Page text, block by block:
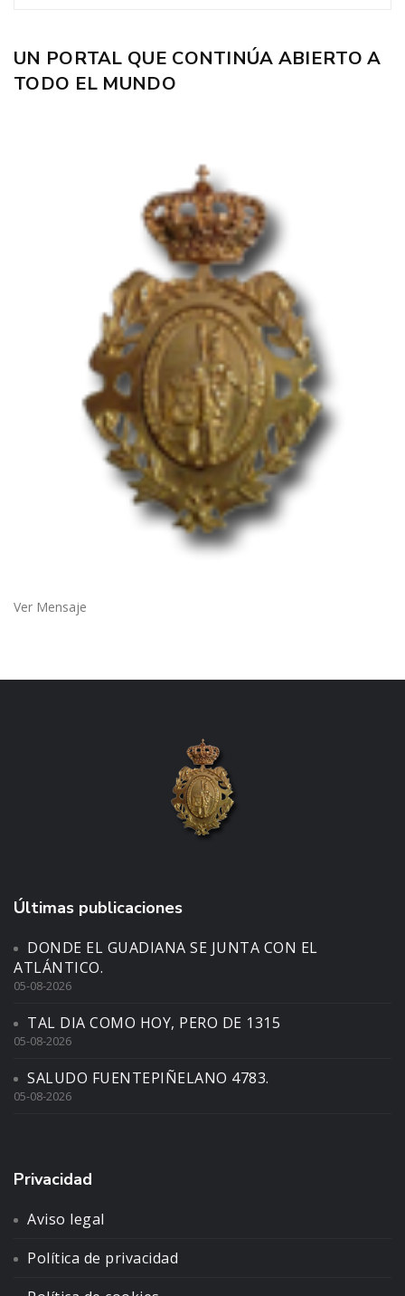
UN PORTAL QUE CONTINÚA ABIERTO A
TODO EL MUNDO
Ver Mensaje
Últimas publicaciones
DONDE EL GUADIANA SE JUNTA CON EL
ATLÁNTICO.
05-08-2026
TAL DIA COMO HOY, PERO DE 1315
05-08-2026
SALUDO FUENTEPIÑELANO 4783.
05-08-2026
Privacidad
Aviso legal
Política de privacidad